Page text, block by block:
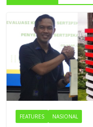
FEATURES NASIONAL